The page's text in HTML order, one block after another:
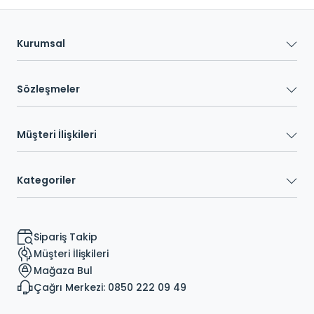
Kurumsal
Sözleşmeler
Müşteri İlişkileri
Kategoriler
Sipariş Takip
Müşteri İlişkileri
Mağaza Bul
Çağrı Merkezi: 0850 222 09 49